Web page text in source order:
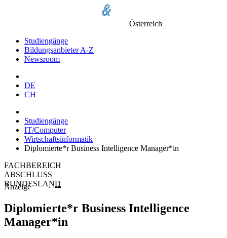
Österreich
Studiengänge
Bildungsanbieter A-Z
Newsroom
DE
CH
Studiengänge
IT/Computer
Wirtschaftsinformatik
Diplomierte*r Business Intelligence Manager*in
FACHBEREICH
ABSCHLUSS
BUNDESLAND
Anzeige
Diplomierte*r Business Intelligence
Manager*in